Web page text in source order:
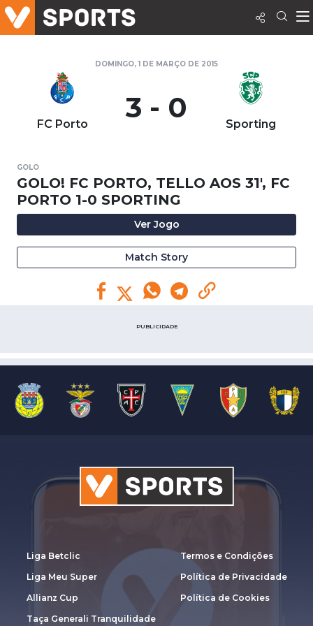
DOMINGO, 1 DE MARÇO DE 2015
FC Porto 3 - 0 Sporting
GOLO
GOLO! FC PORTO, TELLO AOS 31', FC
PORTO 1-0 SPORTING
Ver Jogo
Match Story
PUBLICIDADE
Liga Betclic
Liga Meu Super
Allianz Cup
Taça Generali Tranquilidade
Termos e Condições
Política de Privacidade
Política de Cookies